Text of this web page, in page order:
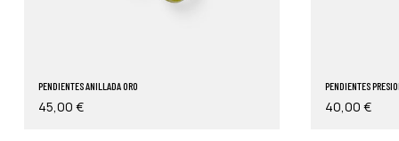
PENDIENTES ANILLADA ORO
45,00 €
PENDIENTES
40,00 €